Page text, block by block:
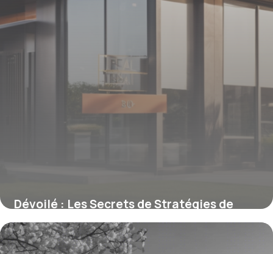
Dévoilé : Les Secrets de Stratégies de
Nommage des Agences Immobilières Pour
Marquer Les Esprits